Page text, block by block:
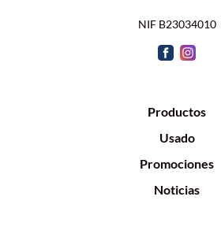
NIF B23034010
Productos
Usado
Promociones
Noticias